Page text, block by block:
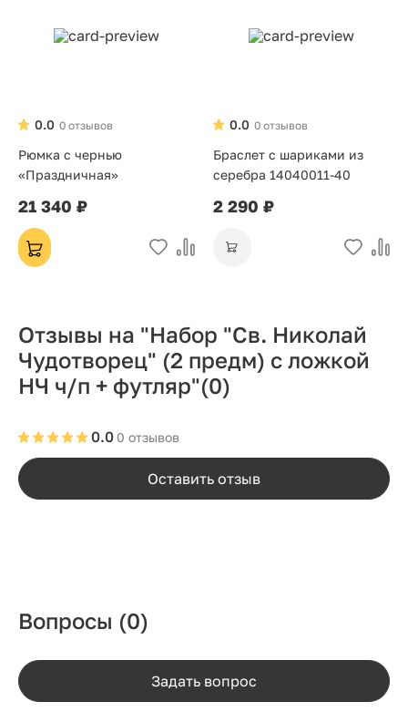
0 отзывов
0.0
Рюмка с чернью
«Праздничная»
21 340 ₽
0 отзывов
0.0
Браслет с шариками из
серебра 14040011-40
2 290 ₽
Отзывы на "Набор "Св. Николай
Чудотворец" (2 предм) с ложкой
НЧ ч/п + футляр"(0)
0 отзывов
0.0
Оставить отзыв
Вопросы (0)
Задать вопрос